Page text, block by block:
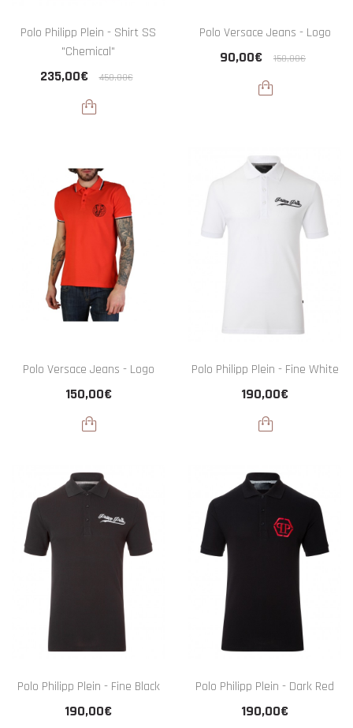
Polo Philipp Plein - Shirt SS
"Chemical"
235,00€ 450,00€
Polo Versace Jeans - Logo
90,00€ 150,00€
Polo Versace Jeans - Logo
150,00€
Polo Philipp Plein - Fine White
190,00€
Polo Philipp Plein - Fine Black
190,00€
Polo Philipp Plein - Dark Red
190,00€